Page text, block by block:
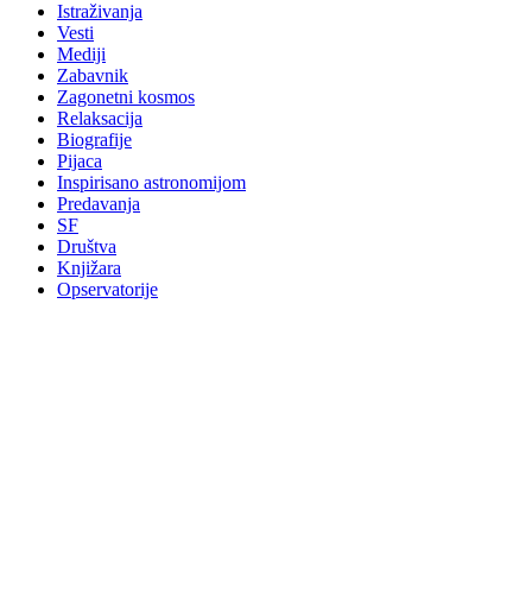
Istraživanja
Vesti
Mediji
Zabavnik
Zagonetni kosmos
Relaksacija
Biografije
Pijaca
Inspirisano astronomijom
Predavanja
SF
Društva
Knjižara
Opservatorije